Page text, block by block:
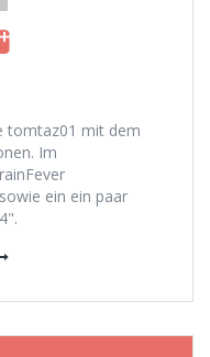
tomtaz01 mit dem
Im
ein ein paar